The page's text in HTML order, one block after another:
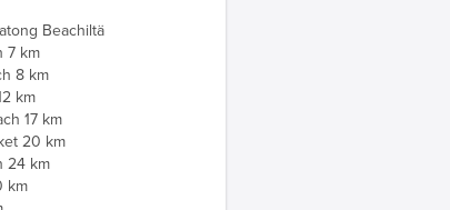
Beachiltä
7 km
8 km
km
17 km
20 km
24 km
km